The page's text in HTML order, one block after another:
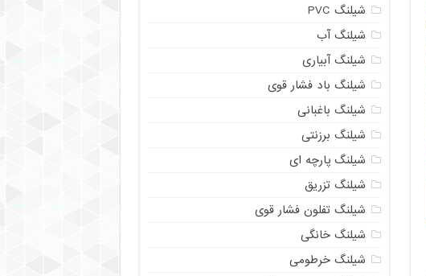
شیلنگ PVC
شیلنگ آب
شیلنگ آبیاری
شیلنگ باد فشار قوی
شیلنگ باغبانی
شیلنگ برزنتی
شیلنگ پارچه‌ ای
شیلنگ تزریق
شیلنگ تفلون فشار قوی
شیلنگ خانگی
شیلنگ خرطومی